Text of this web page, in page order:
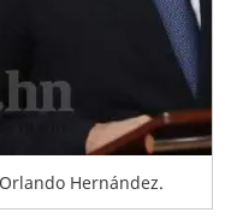
Hernández.